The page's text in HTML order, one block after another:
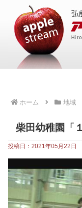
ホーム 地域
柴田幼稚園「
投稿日：2021年05月22日